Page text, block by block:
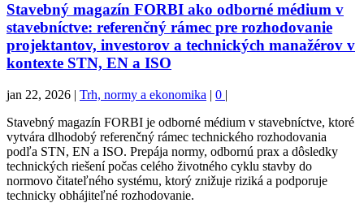
Stavebný magazín FORBI ako odborné médium v
stavebníctve: referenčný rámec pre rozhodovanie
projektantov, investorov a technických manažérov v
kontexte STN, EN a ISO
jan 22, 2026 | Trh, normy a ekonomika | 0 |
Stavebný magazín FORBI je odborné médium v stavebníctve, ktoré
vytvára dlhodobý referenčný rámec technického rozhodovania
podľa STN, EN a ISO. Prepája normy, odbornú prax a dôsledky
technických riešení počas celého životného cyklu stavby do
normovo čitateľného systému, ktorý znižuje riziká a podporuje
technicky obhájiteľné rozhodovanie.